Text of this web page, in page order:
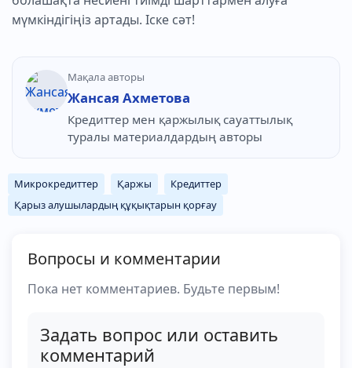
мүмкіндігіңіз артады. Іске сәт!
Мақала авторы
Жансая Ахметова
Кредиттер мен қаржылық сауаттылық
туралы материалдардың авторы
Микрокредиттер Қаржы
Кредиттер
Қарыз алушылардың құқықтарын қорғау
Вопросы и комментарии
Пока нет комментариев. Будьте первым!
Задать вопрос или оставить
комментарий